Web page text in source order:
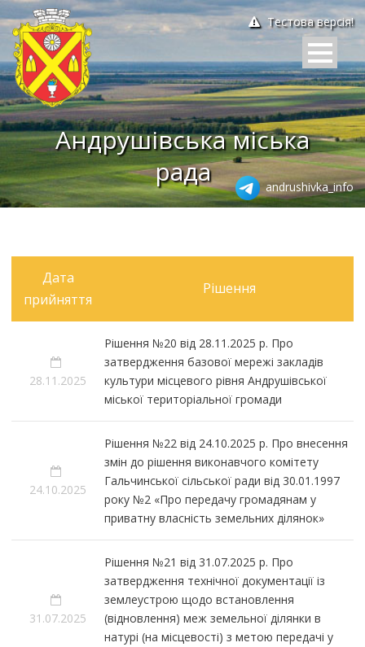
Тестова версія!
Андрушівська міська
рада
andrushivka_info
Дата
прийняття
Рішення
28.11.2025
Рішення №20 від 28.11.2025 р. Про
затвердження базової мережі закладів
культури місцевого рівня Андрушівської
міської територіальної громади
24.10.2025
Рішення №22 від 24.10.2025 р. Про внесення
змін до рішення виконавчого комітету
Гальчинської сільської ради від 30.01.1997
року №2 «Про передачу громадянам у
приватну власність земельних ділянок»
31.07.2025
Рішення №21 від 31.07.2025 р. Про
затвердження технічної документації із
землеустрою щодо встановлення
(відновлення) меж земельної ділянки в
натурі (на місцевості) з метою передачі у